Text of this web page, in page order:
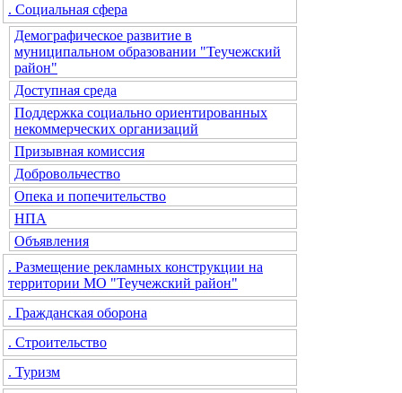
. Социальная сфера
Демографическое развитие в
муниципальном образовании "Теучежский
район"
Доступная среда
Поддержка социально ориентированных
некоммерческих организаций
Призывная комиссия
Добровольчество
Опека и попечительство
НПА
Объявления
. Размещение рекламных конструкции на
территории МО "Теучежский район"
. Гражданская оборона
. Строительство
. Туризм